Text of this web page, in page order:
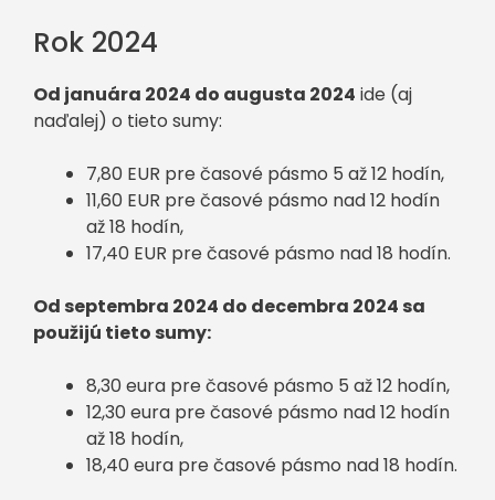
Rok 2024
Od januára 2024 do augusta 2024 ide (aj
naďalej) o tieto sumy:
7,80 EUR pre časové pásmo 5 až 12 hodín,
11,60 EUR pre časové pásmo nad 12 hodín
až 18 hodín,
17,40 EUR pre časové pásmo nad 18 hodín.
Od septembra 2024 do decembra 2024 sa
použijú tieto sumy:
8,30 eura pre časové pásmo 5 až 12 hodín,
12,30 eura pre časové pásmo nad 12 hodín
až 18 hodín,
18,40 eura pre časové pásmo nad 18 hodín.